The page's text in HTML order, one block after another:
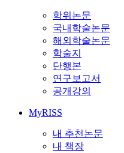
학위논문
국내학술논문
해외학술논문
학술지
단행본
연구보고서
공개강의
MyRISS
내 추천논문
내 책장